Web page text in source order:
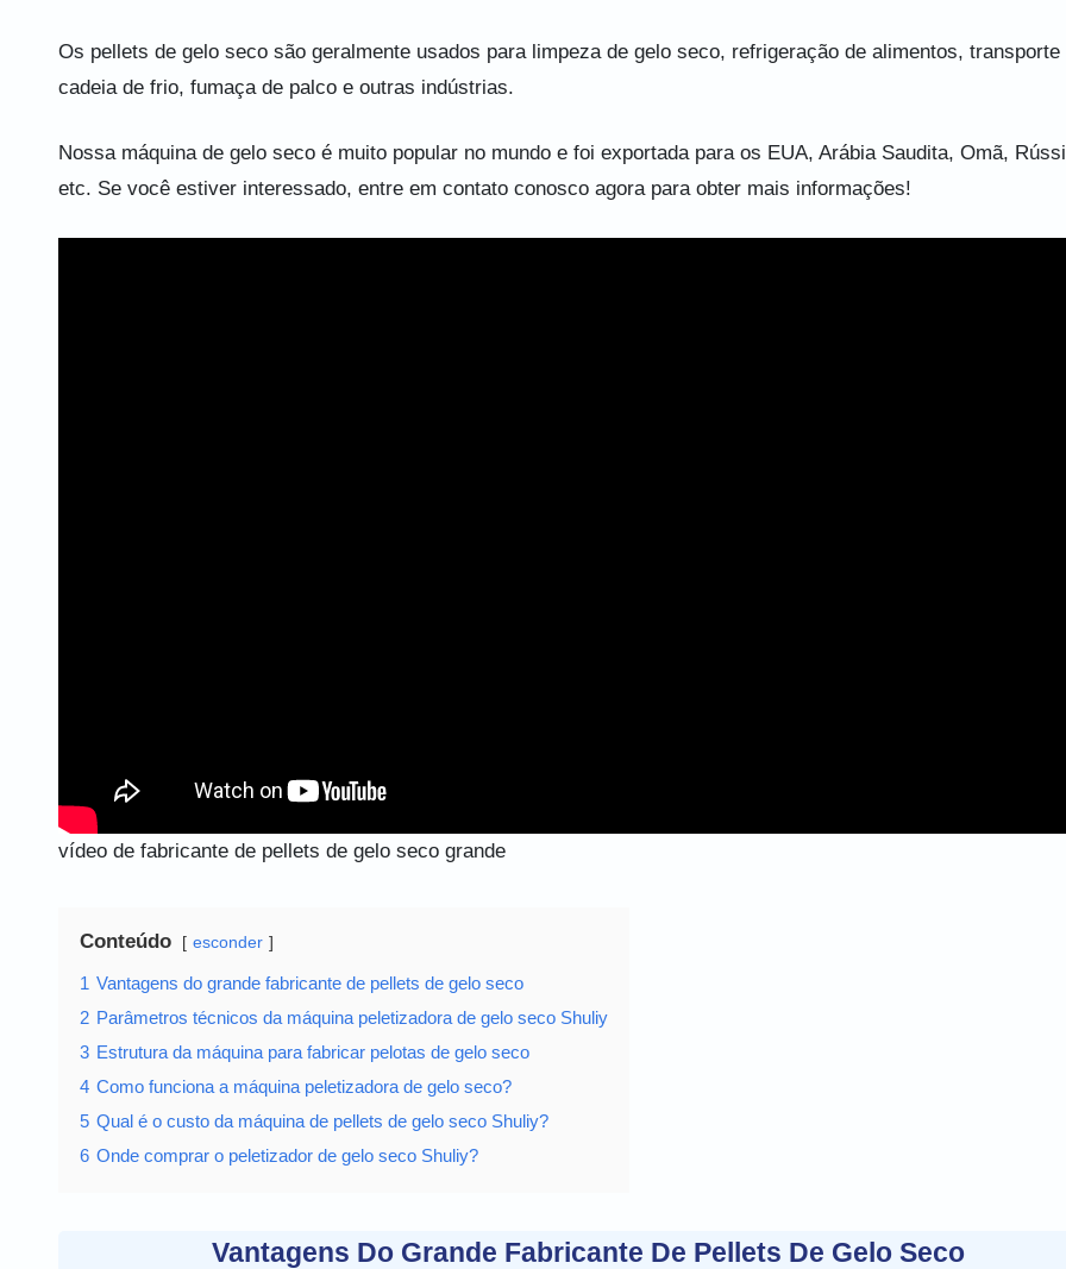
Os pellets de gelo seco são geralmente usados ​​para limpeza de gelo seco, refrigeração de alimentos, transporte
cadeia de frio, fumaça de palco e outras indústrias.
Nossa máquina de gelo seco é muito popular no mundo e foi exportada para os EUA, Arábia Saudita, Omã,
etc. Se você estiver interessado, entre em contato conosco agora para obter mais informações!
vídeo de fabricante de pellets de gelo seco grande
Conteúdo esconder
1 Vantagens do grande fabricante de pellets de gelo seco
2 Parâmetros técnicos da máquina peletizadora de gelo seco Shuliy
3 Estrutura da máquina para fabricar pelotas de gelo seco
4 Como funciona a máquina peletizadora de gelo seco?
5 Qual é o custo da máquina de pellets de gelo seco Shuliy?
6 Onde comprar o peletizador de gelo seco Shuliy?
Vantagens Do Grande Fabricante De Pellets De Gelo Seco